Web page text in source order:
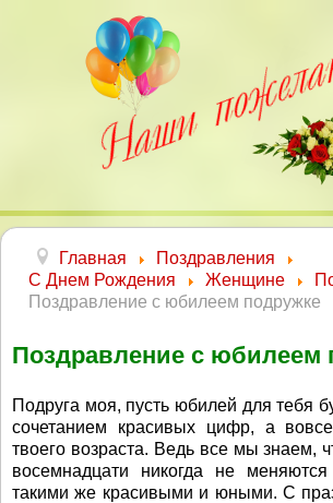
Главная
Поздравления
С Днем Рождения
Женщине
Поздравление с юбилеем подружке
Поздравление с юбилеем
Подруга моя, пусть юбилей для тебя
сочетанием красивых цифр, а
твоего возраста. Ведь все мы знаем,
восемнадцати никогда не
такими же красивыми и юными. С